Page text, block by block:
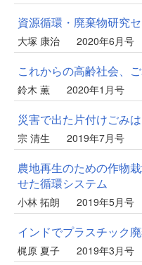
資源循環・廃棄物研究
大塚 康治 2020年6月号
これからの高齢社会、
鈴木 薫 2020年1月号
災害で出た片付けごみ
宗 清生 2019年7月号
農地再生のための作物
せた循環システム
小林 拓朗 2019年5月号
インドでプラスチック
梶原 夏子 2019年3月号